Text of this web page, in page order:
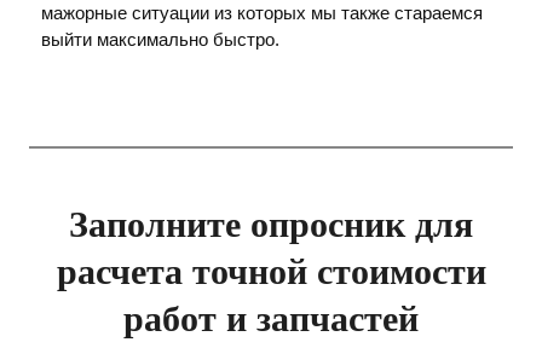
мажорные ситуации из которых мы также стараемся
выйти максимально быстро.
Заполните опросник для
расчета точной стоимости
работ и запчастей